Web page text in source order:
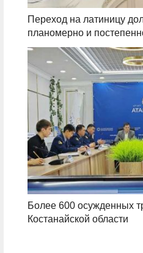
Переход на латиницу
планомерно и
Более 600 осужденных
Костанайской области